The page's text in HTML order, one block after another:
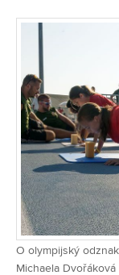
O olympijský
Michaela Dvořáková